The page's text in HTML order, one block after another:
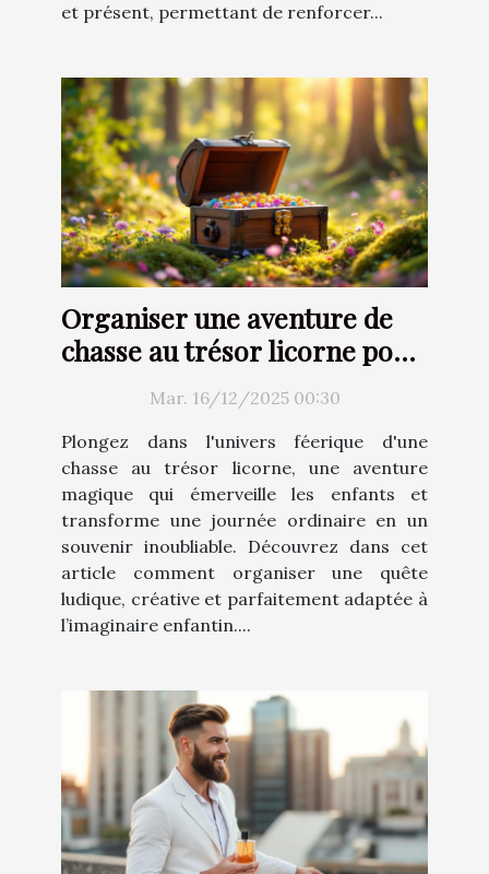
et présent, permettant de renforcer...
Organiser une aventure de
chasse au trésor licorne pour
enfantsMar. 16/12/2025 00:30
Plongez dans l'univers féerique d'une
chasse au trésor licorne, une aventure
magique qui émerveille les enfants et
transforme une journée ordinaire en un
souvenir inoubliable. Découvrez dans cet
article comment organiser une quête
ludique, créative et parfaitement adaptée à
l’imaginaire enfantin....